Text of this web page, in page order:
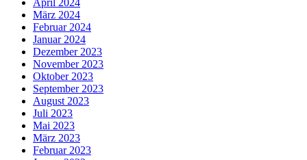
März 2024
Februar 2024
Januar 2024
Dezember 2023
November 2023
Oktober 2023
September 2023
August 2023
Juli 2023
Mai 2023
März 2023
Februar 2023